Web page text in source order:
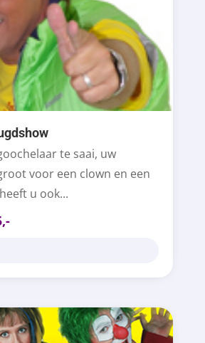
te saai, uw
voor een clown en een
u ook...